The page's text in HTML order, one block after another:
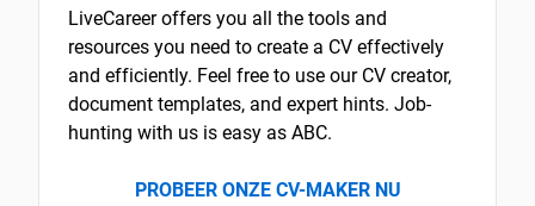
LiveCareer offers you all the tools and
resources you need to create a CV effectively
and efficiently. Feel free to use our CV creator,
document templates, and expert hints. Job-
hunting with us is easy as ABC.
PROBEER ONZE CV-MAKER NU